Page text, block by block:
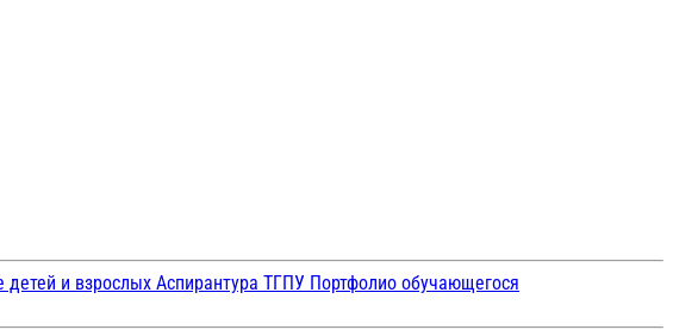
детей и взрослых Аспирантура ТГПУ Портфолио обучающегося